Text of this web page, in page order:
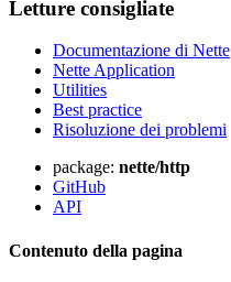
Letture consigliate
Documentazione di Nette
Nette Application
Utilities
Best practice
Risoluzione dei problemi
package: nette/http
GitHub
API
Contenuto della pagina